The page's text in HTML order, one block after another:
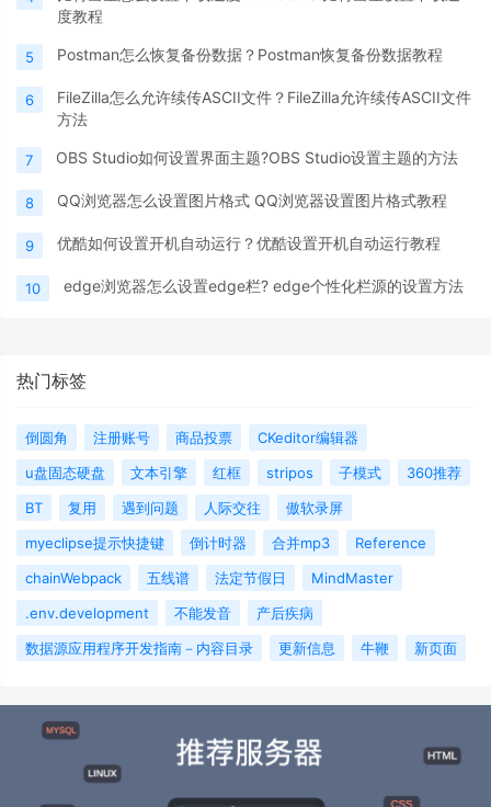
度教程
5 Postman怎么恢复备份数据？Postman恢复备份数据教程
6
FileZilla怎么允许续传ASCII文件？FileZilla允许续传ASCII文件
方法
7 OBS Studio如何设置界面主题?OBS Studio设置主题的方法
8 QQ浏览器怎么设置图片格式 QQ浏览器设置图片格式教程
9 优酷如何设置开机自动运行？优酷设置开机自动运行教程
10 edge浏览器怎么设置edge栏? edge个性化栏源的设置方法
热门标签
倒圆角 注册账号 商品投票
CKeditor编辑器
u盘固态硬盘
文本引擎 红框 stripos 子模式
360推荐
BT
复用 遇到问题 人际交往
傲软录屏
myeclipse提示快捷键
倒计时器 合并mp3
Reference
chainWebpack
五线谱 法定节假日
MindMaster
.env.development
不能发音
产后疾病
数据源应用程序开发指南－内容目录
更新信息 牛鞭 新页面